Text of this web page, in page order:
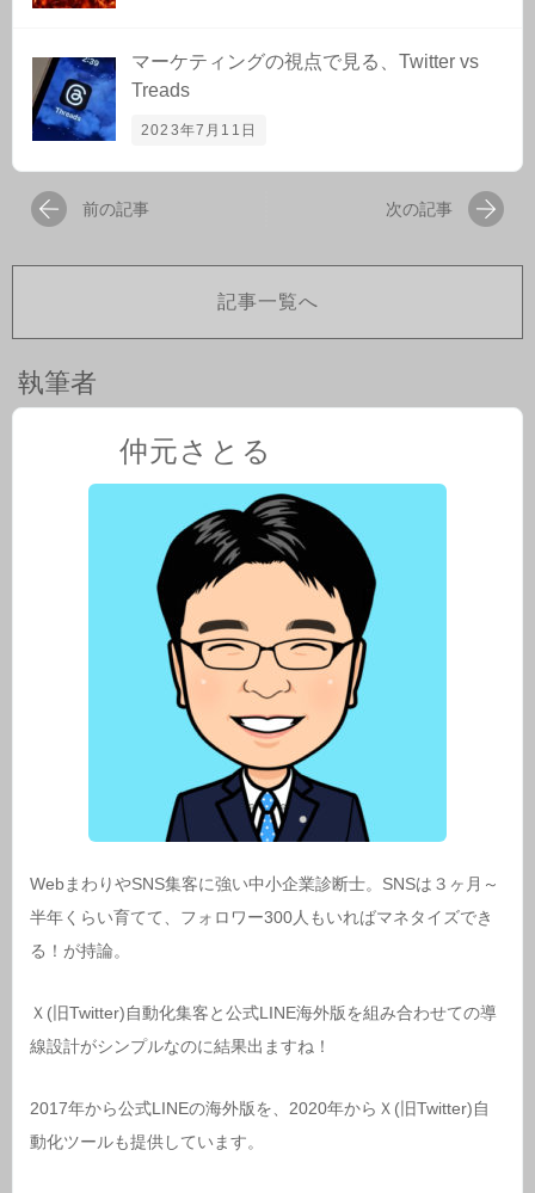
マーケティングの視点で見る、Twitter vs
Treads
2023年7月11日
前の記事 次の記事
記事一覧へ
執筆者
仲元さとる
WebまわりやSNS集客に強い中小企業診断士。SNSは３ヶ月～
半年くらい育てて、フォロワー300人もいればマネタイズでき
る！が持論。
Ｘ(旧Twitter)自動化集客と公式LINE海外版を組み合わせての導
線設計がシンプルなのに結果出ますね！
2017年から公式LINEの海外版を、2020年からＸ(旧Twitter)自
動化ツールも提供しています。